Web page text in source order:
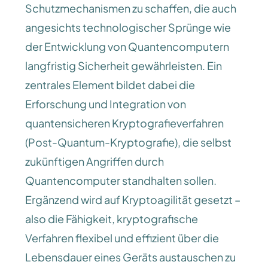
Schutzmechanismen zu schaffen, die auch
angesichts technologischer Sprünge wie
der Entwicklung von Quantencomputern
langfristig Sicherheit gewährleisten. Ein
zentrales Element bildet dabei die
Erforschung und Integration von
quantensicheren Kryptografieverfahren
(Post-Quantum-Kryptografie), die selbst
zukünftigen Angriffen durch
Quantencomputer standhalten sollen.
Ergänzend wird auf Kryptoagilität gesetzt –
also die Fähigkeit, kryptografische
Verfahren flexibel und effizient über die
Lebensdauer eines Geräts austauschen zu